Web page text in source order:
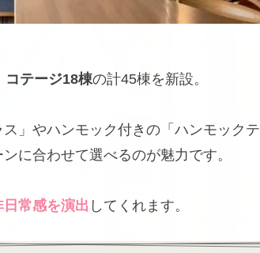
コテージ18棟の計45棟を新設。
」やハンモック付きの「ハンモック
に合わせて選べるのが魅力です。
日常感を演出 してくれます。